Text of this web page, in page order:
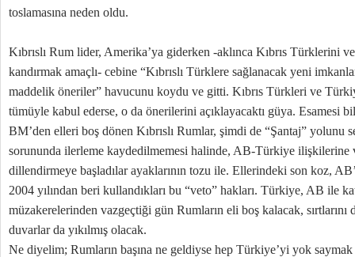
toslamasına neden oldu.
Kıbrıslı Rum lider, Amerika’ya giderken -aklınca Kıbrıs Türklerini
kandırmak amaçlı- cebine “Kıbrıslı Türklere sağlanacak yeni
maddelik öneriler” havucunu koydu ve gitti. Kıbrıs Türkleri ve
tümüyle kabul ederse, o da önerilerini açıklayacaktı güya. Esamesi
BM’den elleri boş dönen Kıbrıslı Rumlar, şimdi de “Şantaj” yolunu
sorununda ilerleme kaydedilmemesi halinde, AB-Türkiye ilişkilerine
dillendirmeye başladılar ayaklarının tozu ile. Ellerindeki son koz,
2004 yılından beri kullandıkları bu “veto” hakları. Türkiye, AB ile
müzakerelerinden vazgeçtiği gün Rumların eli boş kalacak, sırtlarını
duvarlar da yıkılmış olacak.
Ne diyelim; Rumların başına ne geldiyse hep Türkiye’yi yok